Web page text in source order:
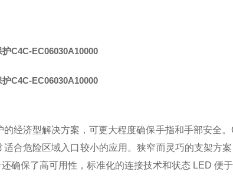
护C4C-EC06030A10000
护C4C-EC06030A10000
经济型解决方案，可更大程度确保手指和手部安全
合危险区域入口较小的应用。狭窄而灵巧的支架方
确保了高可用性，标准化的连接技术和状态 LED 便